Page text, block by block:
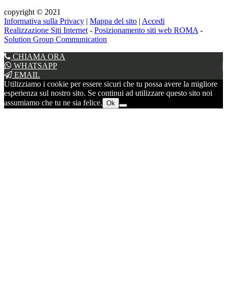
copyright © 2021
Informativa sulla Privacy | Mappa del sito | Accedi
Realizzazione Siti Internet - Posizionamento siti web ROMA -
Solution Group Communication
CHIAMA ORA
WHATSAPP
EMAIL
Utilizziamo i cookie per essere sicuri che tu possa avere la migliore
esperienza sul nostro sito. Se continui ad utilizzare questo sito noi
assumiamo che tu ne sia felice. Ok